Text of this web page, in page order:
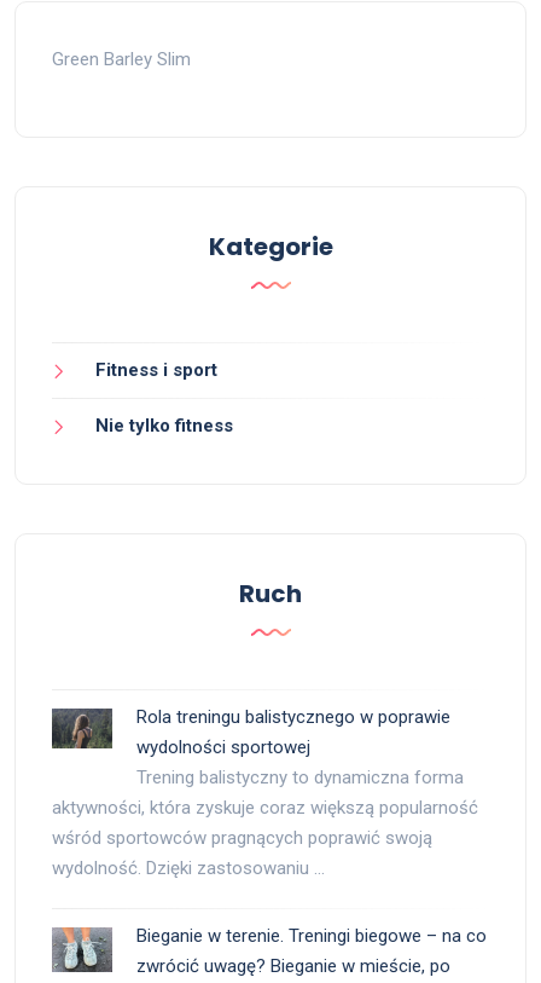
Green Barley Slim
Kategorie
Fitness i sport
Nie tylko fitness
Ruch
Rola treningu balistycznego w poprawie
wydolności sportowej
Trening balistyczny to dynamiczna forma
aktywności, która zyskuje coraz większą popularność
wśród sportowców pragnących poprawić swoją
wydolność. Dzięki zastosowaniu …
Bieganie w terenie. Treningi biegowe – na co
zwrócić uwagę? Bieganie w mieście, po